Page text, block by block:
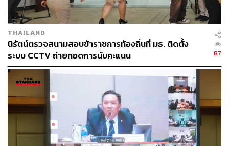
ในส่วนของมหาวิทยาลัย อีกส่วนหนึ่งก็คือในส่วนของโรง
พยาบาล ซึ่งทั้งสองส่วนอธิการก็จะเป็นประธานในการ
พิจารณาการประชุม การดูเรื่องของความเร่งด่วน ดูในเรื่อง
ของทรัพยากร
THAILAND
นิรัตน์ตรวจสนามสอบข้าราชการท้องถิ่นที่ มธ. ติดตั้ง
ระบบ CCTV ถ่ายทอดการนับคะแนน
87